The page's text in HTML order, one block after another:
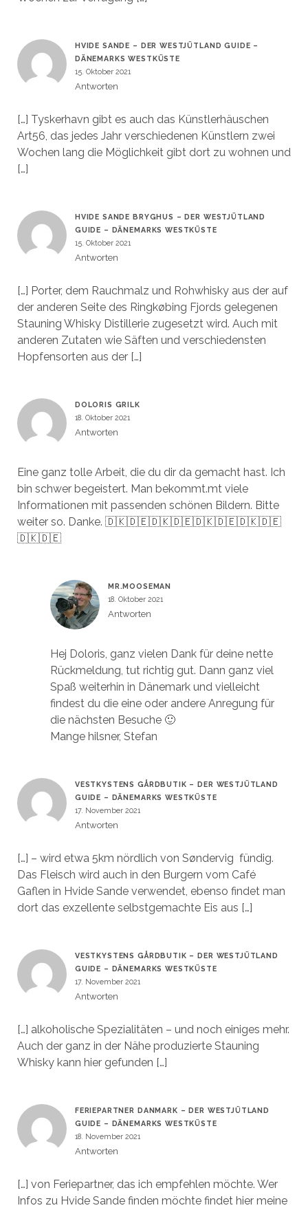
HVIDE SANDE – DER WESTJÜTLAND GUIDE –
DÄNEMARKS WESTKÜSTE
15. Oktober 2021
Antworten
[…] Tyskerhavn gibt es auch das Künstlerhäuschen
Art56, das jedes Jahr verschiedenen Künstlern zwei
Wochen lang die Möglichkeit gibt dort zu wohnen und
[…]
HVIDE SANDE BRYGHUS – DER WESTJÜTLAND
GUIDE – DÄNEMARKS WESTKÜSTE
15. Oktober 2021
Antworten
[…] Porter, dem Rauchmalz und Rohwhisky aus der auf
der anderen Seite des Ringkøbing Fjords gelegenen
Stauning Whisky Distillerie zugesetzt wird. Auch mit
anderen Zutaten wie Säften und verschiedensten
Hopfensorten aus der […]
DOLORIS GRILK
18. Oktober 2021
Antworten
Eine ganz tolle Arbeit, die du dir da gemacht hast. Ich
bin schwer begeistert. Man bekommt.mt viele
Informationen mit passenden schönen Bildern. Bitte
weiter so. Danke. 🇩🇰🇩🇪🇩🇰🇩🇪🇩🇰🇩🇪🇩🇰🇩🇪
🇩🇰🇩🇪
MR.MOOSEMAN
18. Oktober 2021
Antworten
Hej Doloris, ganz vielen Dank für deine nette
Rückmeldung, tut richtig gut. Dann ganz viel
Spaß weiterhin in Dänemark und vielleicht
findest du die eine oder andere Anregung für
die nächsten Besuche 🙂
Mange hilsner, Stefan
VESTKYSTENS GÅRDBUTIK – DER WESTJÜTLAND
GUIDE – DÄNEMARKS WESTKÜSTE
17. November 2021
Antworten
[…] – wird etwa 5km nördlich von Søndervig fündig.
Das Fleisch wird auch in den Burgern vom Café
Gaflen in Hvide Sande verwendet, ebenso findet man
dort das exzellente selbstgemachte Eis aus […]
VESTKYSTENS GÅRDBUTIK – DER WESTJÜTLAND
GUIDE – DÄNEMARKS WESTKÜSTE
17. November 2021
Antworten
[…] alkoholische Spezialitäten – und noch einiges mehr.
Auch der ganz in der Nähe produzierte Stauning
Whisky kann hier gefunden […]
FERIEPARTNER DANMARK – DER WESTJÜTLAND
GUIDE – DÄNEMARKS WESTKÜSTE
18. November 2021
Antworten
[…] von Feriepartner, das ich empfehlen möchte. Wer
Infos zu Hvide Sande finden möchte findet hier meine